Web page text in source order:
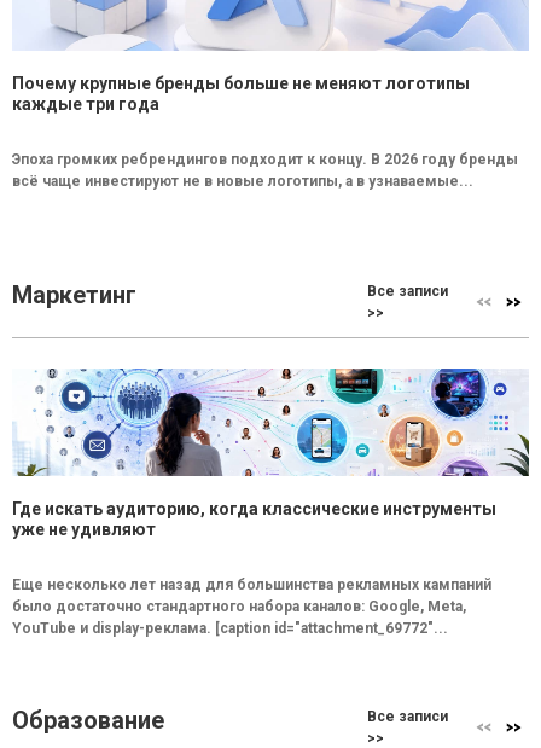
Почему крупные бренды больше не меняют логотипы
каждые три года
Эпоха громких ребрендингов подходит к концу. В 2026 году бренды
всё чаще инвестируют не в новые логотипы, а в узнаваемые...
Маркетинг
Все записи
>>
Где искать аудиторию, когда классические инструменты
уже не удивляют
Еще несколько лет назад для большинства рекламных кампаний
было достаточно стандартного набора каналов: Google, Meta,
YouTube и display-реклама. [caption id="attachment_69772"...
Образование
Все записи
>>